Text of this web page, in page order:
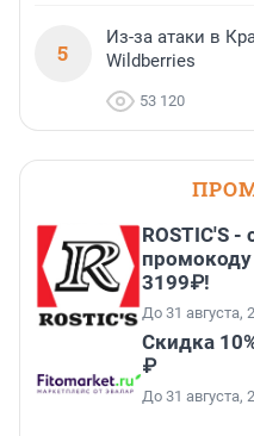
5
Из-за атаки в
Wildberries
53 120
ROSTIC'S -
3199₽!
До 31 августа,
Скидка
₽
До 31 августа,